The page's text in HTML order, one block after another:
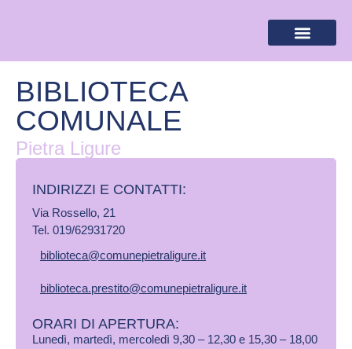
BIBLIOTECA
COMUNALE
Pietra Ligure
INDIRIZZI E CONTATTI:​
Via Rossello, 21
Tel. 019/62931720
biblioteca@comunepietraligure.it
biblioteca.prestito@comunepietraligure.it
ORARI DI APERTURA:
Lunedì, martedì, mercoledì 9,30 – 12,30 e 15,30 – 18,00